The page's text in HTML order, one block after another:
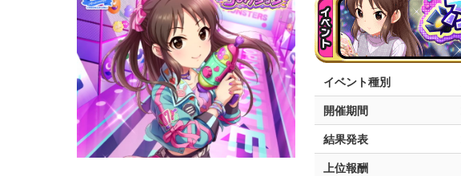
イベント種別
開催期間
結果発表
上位報酬